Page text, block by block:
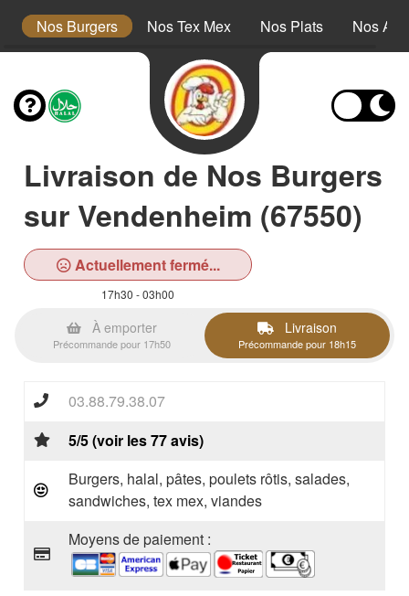
Nos Burgers Nos Tex Mex Nos Plats Nos
Livraison de Nos Burgers
sur Vendenheim (67550)
Actuellement fermé...
17h30 - 03h00
À emporter
Précommande pour 17h50
Livraison
Précommande pour 18h15
03.88.79.38.07
5/5 (voir les 77 avis)
Burgers, halal, pâtes, poulets rôtis, salades,
sandwiches, tex mex, viandes
Moyens de paiement :